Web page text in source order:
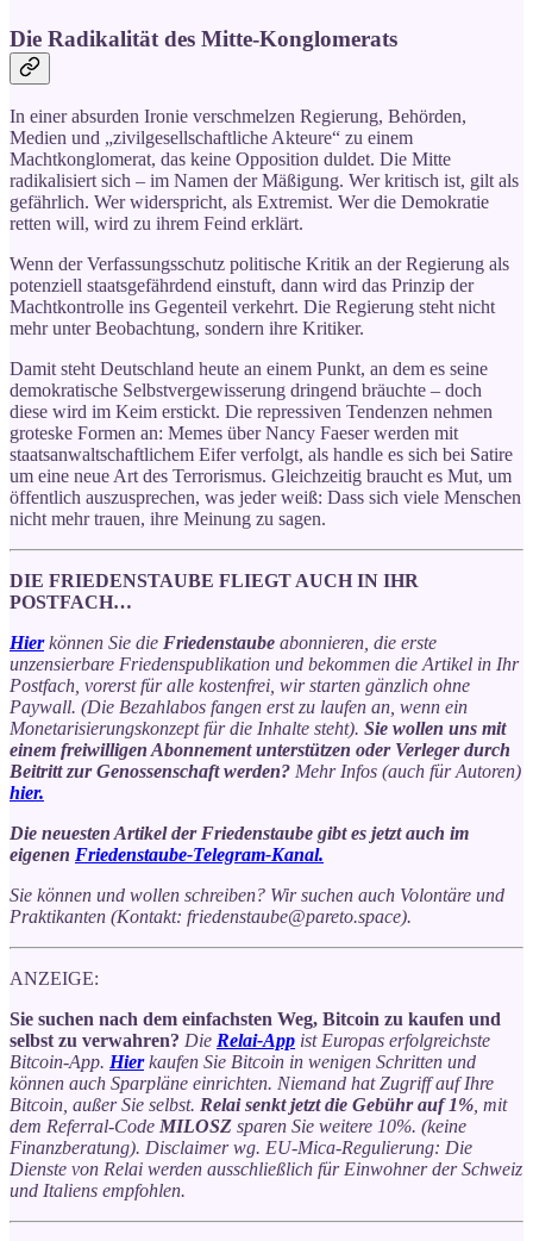
Die Radikalität des Mitte-Konglomerats
In einer absurden Ironie verschmelzen Regierung, Behörden,
Medien und „zivilgesellschaftliche Akteure“ zu einem
Machtkonglomerat, das keine Opposition duldet. Die Mitte
radikalisiert sich – im Namen der Mäßigung. Wer kritisch ist, gilt als
gefährlich. Wer widerspricht, als Extremist. Wer die Demokratie
retten will, wird zu ihrem Feind erklärt.
Wenn der Verfassungsschutz politische Kritik an der Regierung als
potenziell staatsgefährdend einstuft, dann wird das Prinzip der
Machtkontrolle ins Gegenteil verkehrt. Die Regierung steht nicht
mehr unter Beobachtung, sondern ihre Kritiker.
Damit steht Deutschland heute an einem Punkt, an dem es seine
demokratische Selbstvergewisserung dringend bräuchte – doch
diese wird im Keim erstickt. Die repressiven Tendenzen nehmen
groteske Formen an: Memes über Nancy Faeser werden mit
staatsanwaltschaftlichem Eifer verfolgt, als handle es sich bei Satire
um eine neue Art des Terrorismus. Gleichzeitig braucht es Mut, um
öffentlich auszusprechen, was jeder weiß: Dass sich viele Menschen
nicht mehr trauen, ihre Meinung zu sagen.
DIE FRIEDENSTAUBE FLIEGT AUCH IN IHR
POSTFACH…
Hierkönnen Sie die Friedenstaube abonnieren, die erste
unzensierbare Friedenspublikation und bekommen die Artikel in Ihr
Postfach, vorerst für alle kostenfrei, wir starten gänzlich ohne
Paywall. (Die Bezahlabos fangen erst zu laufen an, wenn ein
Monetarisierungskonzept für die Inhalte steht). Sie wollen uns mit
einem freiwilligen Abonnement unterstützen oder Verleger durch
Beitritt zur Genossenschaft werden? Mehr Infos (auch für Autoren)
hier.
Die neuesten Artikel der Friedenstaube gibt es jetzt auch im
eigenen Friedenstaube-Telegram-Kanal.
Sie können und wollen schreiben? Wir suchen auch Volontäre und
Praktikanten (Kontakt: friedenstaube@pareto.space).
ANZEIGE:
Sie suchen nach dem einfachsten Weg, Bitcoin zu kaufen und
selbst zu verwahren? Die Relai-App ist Europas erfolgreichste
Bitcoin-App. Hierkaufen Sie Bitcoin in wenigen Schritten und
können auch Sparpläne einrichten. Niemand hat Zugriff auf Ihre
Bitcoin, außer Sie selbst. Relai senkt jetzt die Gebühr auf 1%, mit
dem Referral-Code MILOSZ sparen Sie weitere 10%. (keine
Finanzberatung). Disclaimer wg. EU-Mica-Regulierung: Die
Dienste von Relai werden ausschließlich für Einwohner der Schweiz
und Italiens empfohlen.